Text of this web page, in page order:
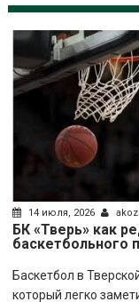
14 июля, 2026
БК «Тверь» как
баскетбольного
Баскетбол в
который легко